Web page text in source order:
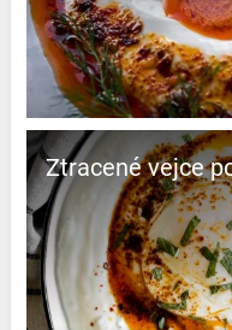
Ztracené vejce